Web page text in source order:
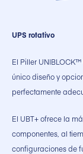
UPS rotativo
El Piller
único diseño y
perfectamente
El UBT+ ofrece la
componentes, al
configuraciones de